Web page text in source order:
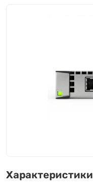
Характеристики